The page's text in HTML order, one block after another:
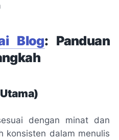
Blog: Panduan
dengan minat dan
konsisten dalam menulis